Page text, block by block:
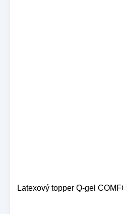
Latexový topper Q-gel